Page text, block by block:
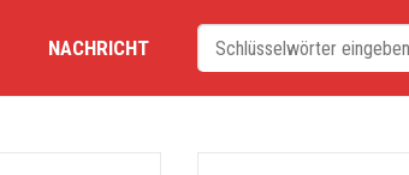
NACHRICHT